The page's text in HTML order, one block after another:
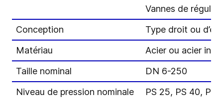
Vannes de
Conception
Type droit ou
Matériau
Acier ou acier
Taille nominal
DN 6-250
Niveau de pression nominale
PS 25, PS 40, PS